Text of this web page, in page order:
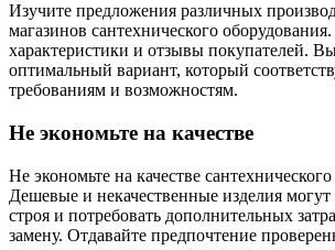
Изучите предложения различных
магазинов сантехнического
характеристики и отзывы покупателей.
оптимальный вариант, который
требованиям и возможностям.
Не экономьте на качестве
Не экономьте на качестве
Дешевые и некачественные изделия
строя и потребовать дополнительных
замену. Отдавайте предпочтение